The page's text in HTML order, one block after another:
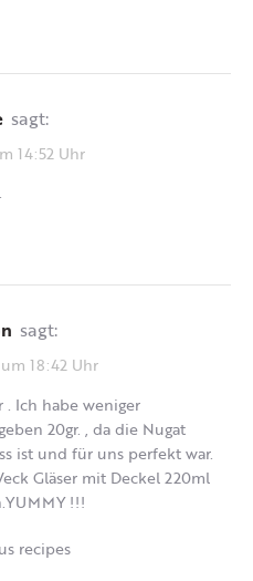
sagt:
14:52 Uhr
sagt:
18:42 Uhr
. Ich habe weniger
20gr. , da die Nugat
ist und für uns perfekt war.
Gläser mit Deckel 220ml
!!!
recipes